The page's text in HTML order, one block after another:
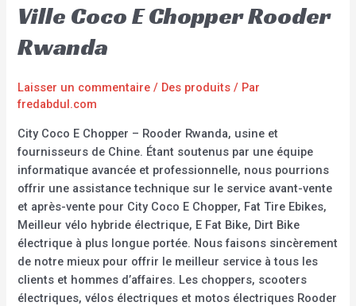
Ville Coco E Chopper Rooder
Rwanda
Laisser un commentaire / Des produits / Par
fredabdul.com
City Coco E Chopper – Rooder Rwanda, usine et
fournisseurs de Chine. Étant soutenus par une équipe
informatique avancée et professionnelle, nous pourrions
offrir une assistance technique sur le service avant-vente
et après-vente pour City Coco E Chopper, Fat Tire Ebikes,
Meilleur vélo hybride électrique, E Fat Bike, Dirt Bike
électrique à plus longue portée. Nous faisons sincèrement
de notre mieux pour offrir le meilleur service à tous les
clients et hommes d’affaires. Les choppers, scooters
électriques, vélos électriques et motos électriques Rooder